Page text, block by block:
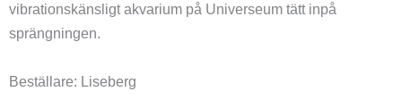
vibrationskänsligt akvarium på Universeum tätt inpå
sprängningen.
Beställare: Liseberg